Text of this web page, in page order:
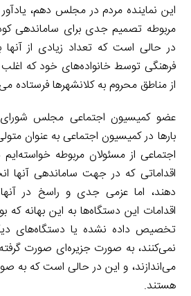
این نماینده مردم در مجلس دهم،
مربوطه تصمیم جدی برای ساماندهی
در حالی است که تعداد زیادی از
فرهنگی توسط خانواده‌های خود که
از مناطق محروم به کلانشهرها فرستاده
عضو کمیسیون اجتماعی مجلس شورای
بارها در کمیسیون اجتماعی به عنوان
اجتماعی از مسئولان مربوطه خواسته‌ایم
اقداماتی که در جهت ساماندهی آنها
دهند، اما عزمی جدی و راسخ در
اقدامات این دستگاه‌ها به این بهانه
تخصیص داده نشده یا دستگاه‌های
نمی‌کنند، به صورت جزیره‌ای صورت
می‌اندازند، و این در حالی است که به
هستند.